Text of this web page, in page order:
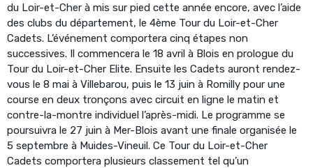
du Loir-et-Cher à mis sur pied cette année encore, avec l’aide
des clubs du département, le 4ème Tour du Loir-et-Cher
Cadets. L’événement comportera cinq étapes non
successives. Il commencera le 18 avril à Blois en prologue du
Tour du Loir-et-Cher Elite. Ensuite les Cadets auront rendez-
vous le 8 mai à Villebarou, puis le 13 juin à Romilly pour une
course en deux tronçons avec circuit en ligne le matin et
contre-la-montre individuel l’après-midi. Le programme se
poursuivra le 27 juin à Mer-Blois avant une finale organisée le
5 septembre à Muides-Vineuil. Ce Tour du Loir-et-Cher
Cadets comportera plusieurs classement tel qu’un